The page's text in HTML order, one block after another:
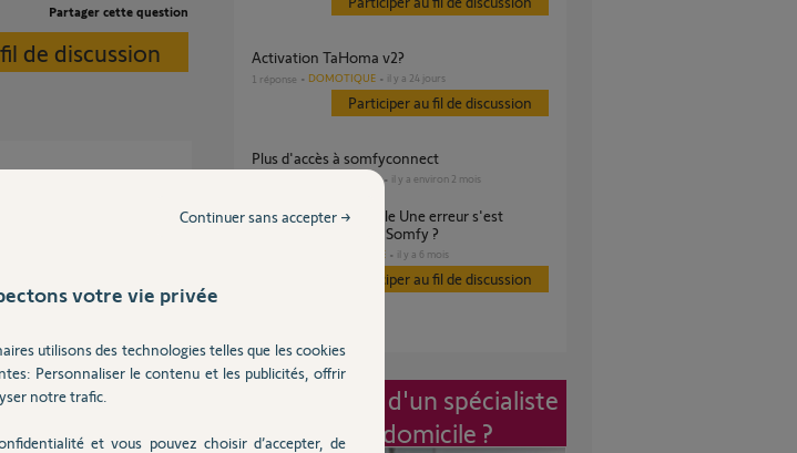
Partager cette question
de discussion
?
n'y fait.
Activation TaHoma v2?
1 réponse DOMOTIQUE il y a 24 jours
Participer au fil de discussion
Plus d'accès à somfyconnect
DOMOTIQUE il y a environ 2 mois
Connexion impossible Une erreur s'est
produite Tahoma by Somfy ?
DOMOTIQUE il y a 6 mois
Participer au fil de discussion
Intervention d'un spécialiste
à mon domicile ?
votre vie privée
utilisons des technologies telles que les cookies
Personnaliser le contenu et les publicités, offrir
notre trafic.
et vous pouvez choisir d’accepter, de
Continuer sans accepter →